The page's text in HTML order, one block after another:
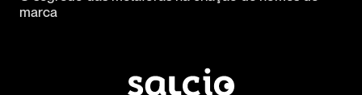
marca